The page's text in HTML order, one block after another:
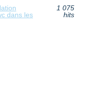
dans les
1 075
hits